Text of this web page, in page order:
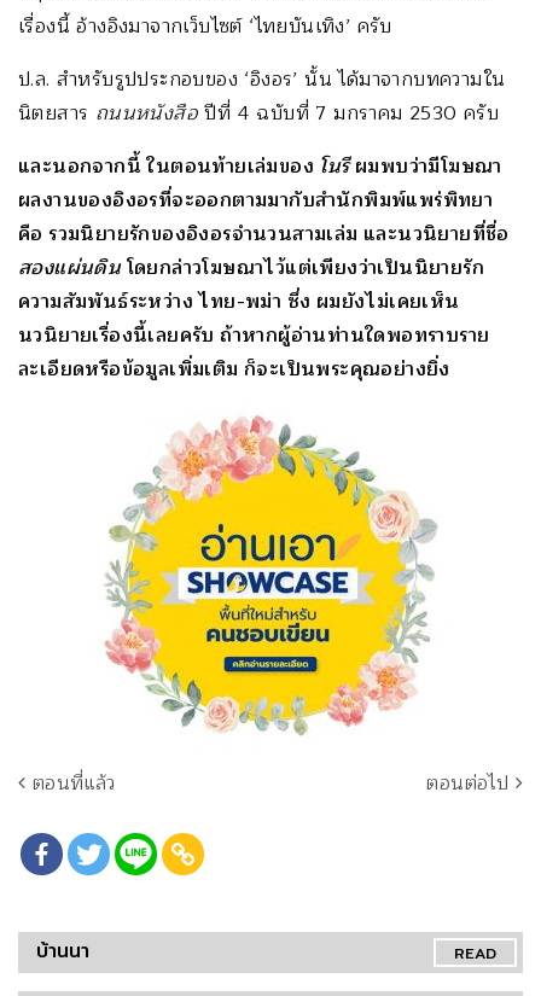
เรื่องนี้ อ้างอิงมาจากเว็บไซต์ ‘ไทยบันเทิง’ ครับ
ป.ล. สำหรับรูปประกอบของ ‘อิงอร’ นั้น ได้มาจากบทความใน
นิตยสาร ถนนหนังสือปีที่ 4 ฉบับที่ 7 มกราคม 2530 ครับ
และนอกจากนี้ ในตอนท้ายเล่มของ โนรีผมพบว่ามีโฆษณา
ผลงานของอิงอรที่จะออกตามมากับสำนักพิมพ์แพร่พิทยา
คือ รวมนิยายรักของอิงอรจำนวนสามเล่ม และนวนิยายที่ชื่อ
สองแผ่นดินโดยกล่าวโฆษณาไว้แต่เพียงว่าเป็นนิยายรัก
ความสัมพันธ์ระหว่าง ไทย-พม่า ซึ่ง ผมยังไม่เคยเห็น
นวนิยายเรื่องนี้เลยครับ ถ้าหากผู้อ่านท่านใดพอทราบราย
ละเอียดหรือข้อมูลเพิ่มเติม ก็จะเป็นพระคุณอย่างยิ่ง
ตอนที่แล้ว ตอนต่อไป
READ
บ้านนา